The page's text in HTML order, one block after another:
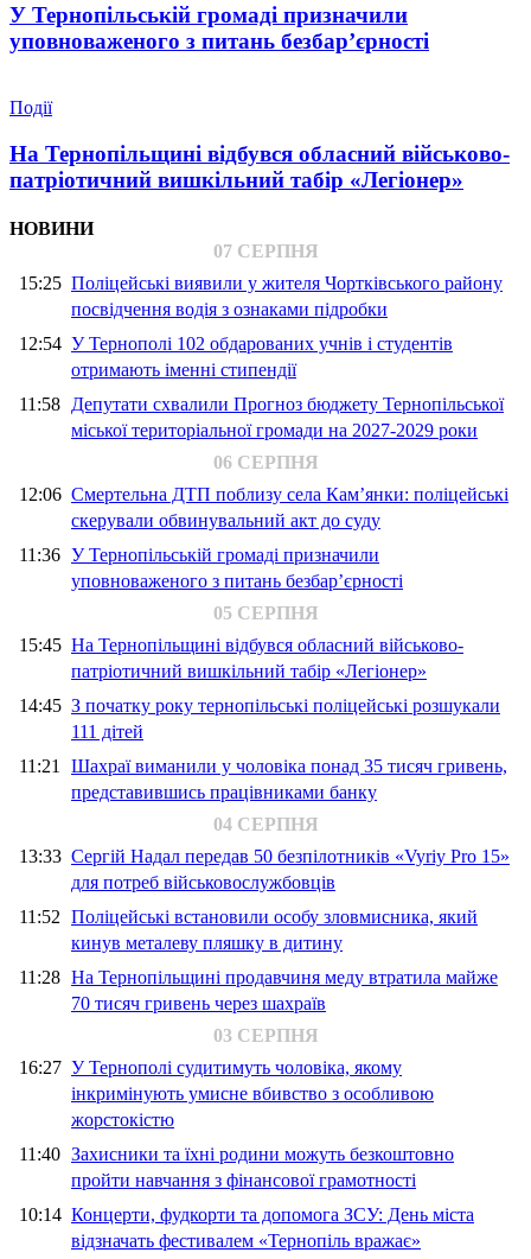
У Тернопільській громаді призначили
уповноваженого з питань безбар’єрності
Події
На Тернопільщині відбувся обласний військово-
патріотичний вишкільний табір «Легіонер»
НОВИНИ
07 СЕРПНЯ
15:25 Поліцейські виявили у жителя Чортківського району
посвідчення водія з ознаками підробки
12:54 У Тернополі 102 обдарованих учнів і студентів
отримають іменні стипендії
11:58 Депутати схвалили Прогноз бюджету Тернопільської
міської територіальної громади на 2027-2029 роки
06 СЕРПНЯ
12:06 Смертельна ДТП поблизу села Кам’янки: поліцейські
скерували обвинувальний акт до суду
11:36 У Тернопільській громаді призначили
уповноваженого з питань безбар’єрності
05 СЕРПНЯ
15:45 На Тернопільщині відбувся обласний військово-
патріотичний вишкільний табір «Легіонер»
14:45 З початку року тернопільські поліцейські розшукали
111 дітей
11:21 Шахраї виманили у чоловіка понад 35 тисяч гривень,
представившись працівниками банку
04 СЕРПНЯ
13:33 Сергій Надал передав 50 безпілотників «Vyriy Pro 15»
для потреб військовослужбовців
11:52 Поліцейські встановили особу зловмисника, який
кинув металеву пляшку в дитину
11:28 На Тернопільщині продавчиня меду втратила майже
70 тисяч гривень через шахраїв
03 СЕРПНЯ
16:27 У Тернополі судитимуть чоловіка, якому
інкримінують умисне вбивство з особливою
жорстокістю
11:40 Захисники та їхні родини можуть безкоштовно
пройти навчання з фінансової грамотності
10:14 Концерти, фудкорти та допомога ЗСУ: День міста
відзначать фестивалем «Тернопіль вражає»